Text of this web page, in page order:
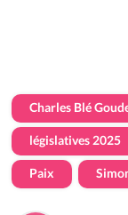
Charles Blé
législatives 2025
Paix